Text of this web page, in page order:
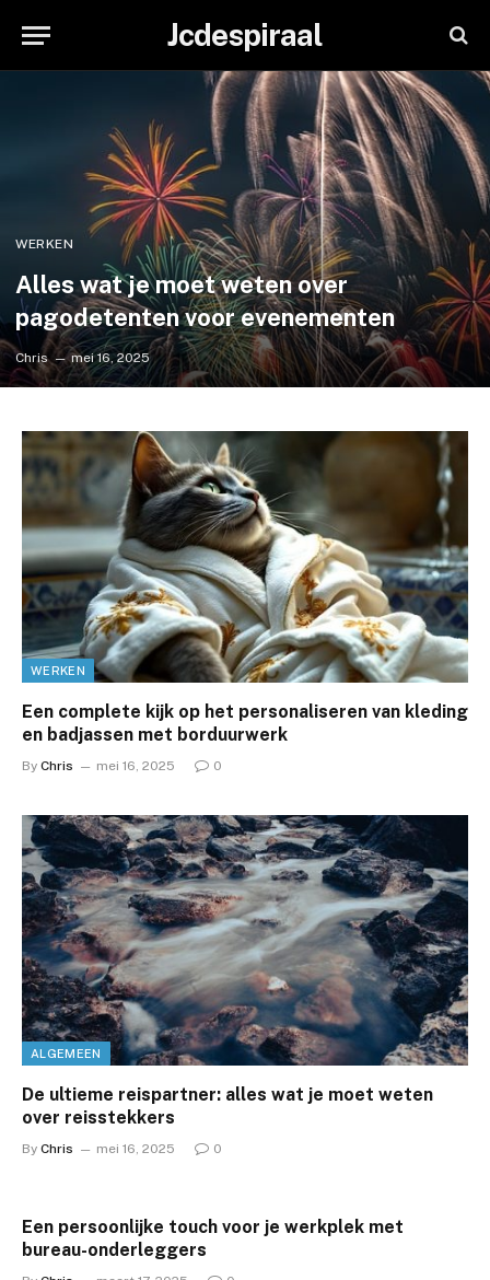
Jcdespiraal
WERKEN
Alles wat je moet weten over
pagodetenten voor evenementen
Chris mei 16, 2025
WERKEN
Een complete kijk op het personaliseren van kleding
en badjassen met borduurwerk
By Chris mei 16, 2025 0
ALGEMEEN
De ultieme reispartner: alles wat je moet weten
over reisstekkers
By Chris mei 16, 2025 0
Een persoonlijke touch voor je werkplek met
bureau-onderleggers